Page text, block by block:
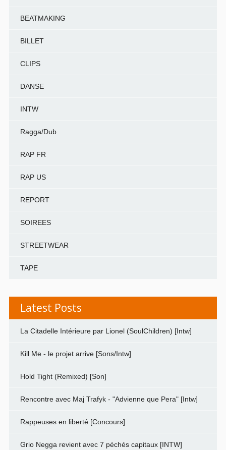
BEATMAKING
BILLET
CLIPS
DANSE
INTW
Ragga/Dub
RAP FR
RAP US
REPORT
SOIREES
STREETWEAR
TAPE
Latest Posts
La Citadelle Intérieure par Lionel (SoulChildren) [Intw]
Kill Me - le projet arrive [Sons/Intw]
Hold Tight (Remixed) [Son]
Rencontre avec Maj Trafyk - "Advienne que Pera" [Intw]
Rappeuses en liberté [Concours]
Grio Negga revient avec 7 péchés capitaux [INTW]